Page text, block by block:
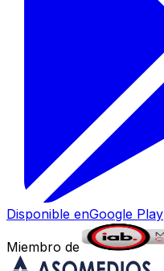
Disponible enGoogle Play
Miembro de